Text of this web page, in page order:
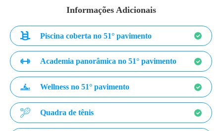
Informações Adicionais
Piscina coberta no 51° pavimento
Academia panorâmica no 51° pavimento
Wellness no 51° pavimento
Quadra de tênis